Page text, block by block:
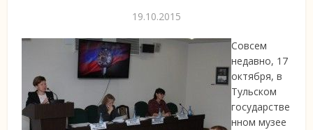
19.10.2015
Совсем
недавно, 17
октября, в
Тульском
государстве
нном музее